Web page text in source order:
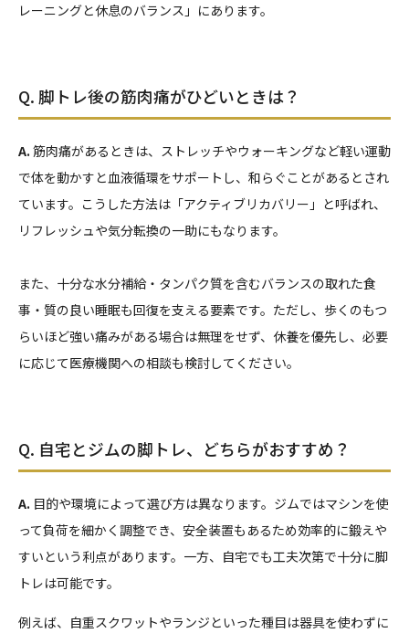
レーニングと休息のバランス」にあります。
Q. 脚トレ後の筋肉痛がひどいときは？
A. 筋肉痛があるときは、ストレッチやウォーキングなど軽い運動
で体を動かすと血液循環をサポートし、和らぐことがあるとされ
ています。こうした方法は「アクティブリカバリー」と呼ばれ、
リフレッシュや気分転換の一助にもなります。
また、十分な水分補給・タンパク質を含むバランスの取れた食
事・質の良い睡眠も回復を支える要素です。ただし、歩くのもつ
らいほど強い痛みがある場合は無理をせず、休養を優先し、必要
に応じて医療機関への相談も検討してください。
Q. 自宅とジムの脚トレ、どちらがおすすめ？
A. 目的や環境によって選び方は異なります。ジムではマシンを使
って負荷を細かく調整でき、安全装置もあるため効率的に鍛えや
すいという利点があります。一方、自宅でも工夫次第で十分に脚
トレは可能です。
例えば、自重スクワットやランジといった種目は器具を使わずに